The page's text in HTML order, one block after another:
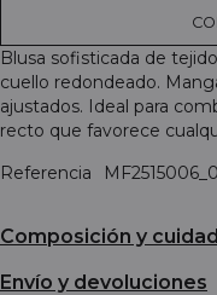
Blusa sofisticada de
cuello redondeado.
ajustados. Ideal para
recto que favorece
Referencia
Composición y
Envío y devoluciones